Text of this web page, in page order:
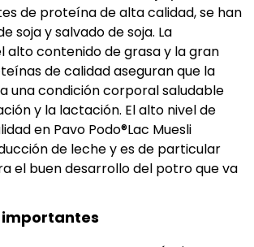
de proteína de alta calidad, se han
soja y salvado de soja. La
alto contenido de grasa y la gran
de calidad aseguran que la
una condición corporal saludable
y la lactación. El alto nivel de
en Pavo Podo®Lac Muesli
de leche y es de particular
el buen desarrollo del potro que va